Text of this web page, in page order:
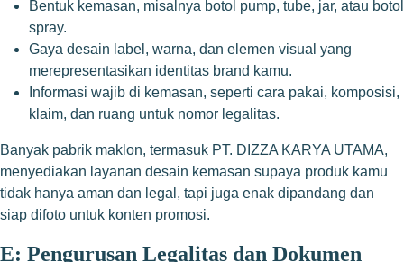
Bentuk kemasan, misalnya botol pump, tube, jar, atau botol
spray.
Gaya desain label, warna, dan elemen visual yang
merepresentasikan identitas brand kamu.
Informasi wajib di kemasan, seperti cara pakai, komposisi,
klaim, dan ruang untuk nomor legalitas.
Banyak pabrik maklon, termasuk PT. DIZZA KARYA UTAMA,
menyediakan layanan desain kemasan supaya produk kamu
tidak hanya aman dan legal, tapi juga enak dipandang dan
siap difoto untuk konten promosi.
E: Pengurusan Legalitas dan Dokumen